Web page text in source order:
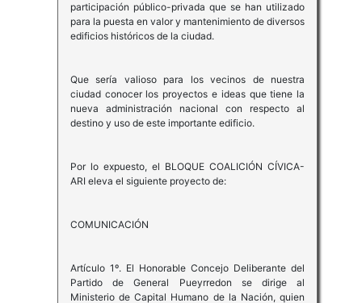
participación público-privada que se han utilizado
para la puesta en valor y mantenimiento de diversos
edificios históricos de la ciudad.
Que sería valioso para los vecinos de nuestra
ciudad conocer los proyectos e ideas que tiene la
nueva administración nacional con respecto al
destino y uso de este importante edificio.
Por lo expuesto, el BLOQUE COALICIÓN CÍVICA-
ARI eleva el siguiente proyecto de:
COMUNICACIÓN
Artículo 1º. El Honorable Concejo Deliberante del
Partido de General Pueyrredon se dirige al
Ministerio de Capital Humano de la Nación, quien